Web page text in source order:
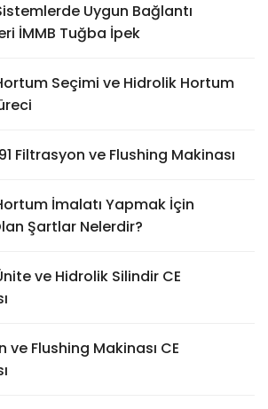
Uygun Bağlantı
İMMB Tuğba İpek
Seçimi ve Hidrolik Hortum
Filtrasyon ve Flushing Makinası
İmalatı Yapmak İçin
Şartlar Nelerdir?
ve Hidrolik Silindir CE
ve Flushing Makinası CE